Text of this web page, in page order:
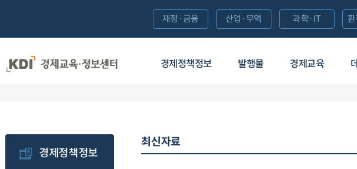
경제정책정보 발행물 경제교육
재정·금융 산업·무역 과학·IT
경제정책정보
최신자료